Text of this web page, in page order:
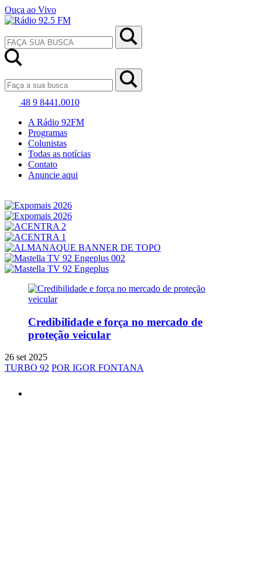
Ouça ao Vivo
48 9 8441.0010
A Rádio 92FM
Programas
Colunistas
Todas as notícias
Contato
Anuncie aqui
Credibilidade e força no mercado de
proteção veicular
26 set 2025
TURBO 92 POR IGOR FONTANA